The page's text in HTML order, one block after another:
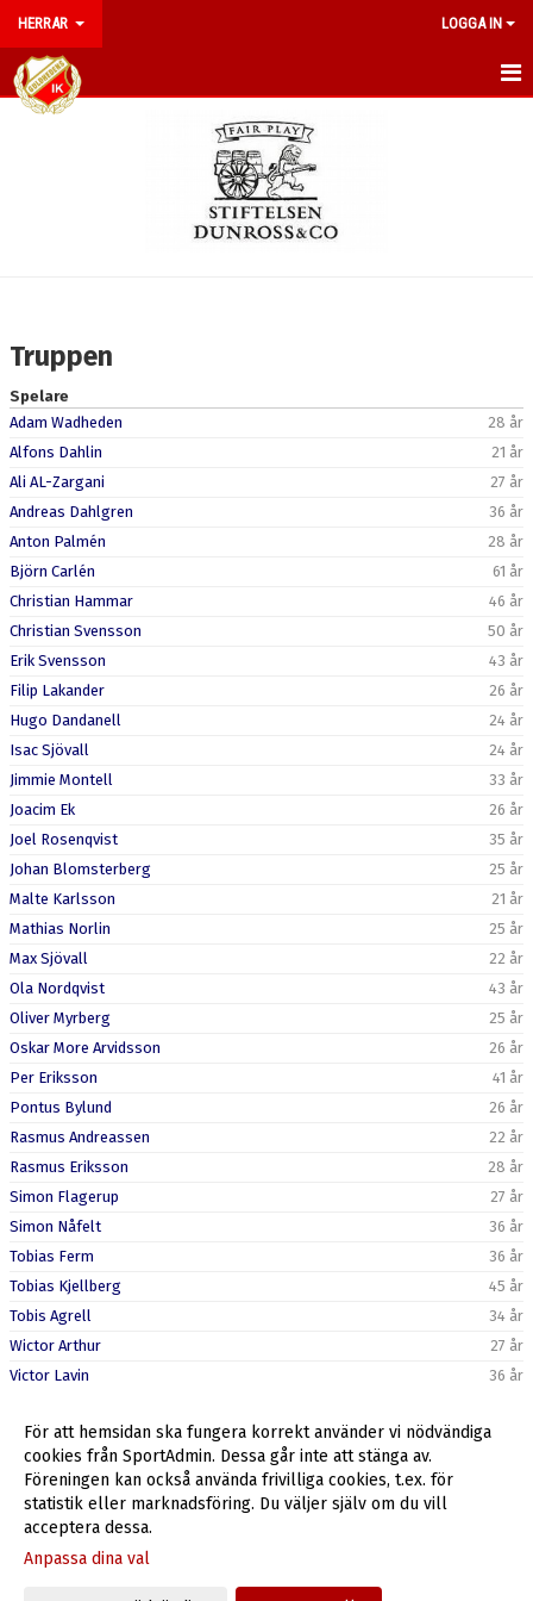
HERRAR LOGGA IN
HEM
DOKUMENT
KONTAKT
POÄNGLIGA 2025
Truppen
Spelare
Adam Wadheden
28 år
Alfons Dahlin
21 år
Ali AL-Zargani
27 år
Andreas Dahlgren
36 år
Anton Palmén
28 år
Björn Carlén
61 år
Christian Hammar
46 år
Christian Svensson
50 år
Erik Svensson
43 år
Filip Lakander
26 år
Hugo Dandanell
24 år
Isac Sjövall
24 år
Jimmie Montell
33 år
Joacim Ek
26 år
Joel Rosenqvist
35 år
Johan Blomsterberg
25 år
Malte Karlsson
21 år
Mathias Norlin
25 år
Max Sjövall
22 år
Ola Nordqvist
43 år
Oliver Myrberg
25 år
Oskar More Arvidsson
26 år
Per Eriksson
41 år
Pontus Bylund
26 år
Rasmus Andreassen
22 år
Rasmus Eriksson
28 år
Simon Flagerup
27 år
Simon Nåfelt
36 år
Tobias Ferm
36 år
Tobias Kjellberg
45 år
Tobis Agrell
34 år
Wictor Arthur
27 år
Victor Lavin
36 år
Ledare
Niklas Rask
Gå till Webbversion
För att hemsidan ska fungera korrekt använder vi nödvändiga
cookies från SportAdmin. Dessa går inte att stänga av.
Föreningen kan också använda frivilliga cookies, t.ex. för
statistik eller marknadsföring. Du väljer själv om du vill
acceptera dessa.
Anpassa dina val